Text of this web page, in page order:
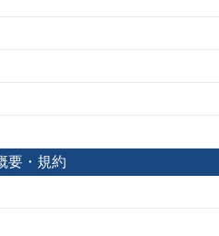
要・規約